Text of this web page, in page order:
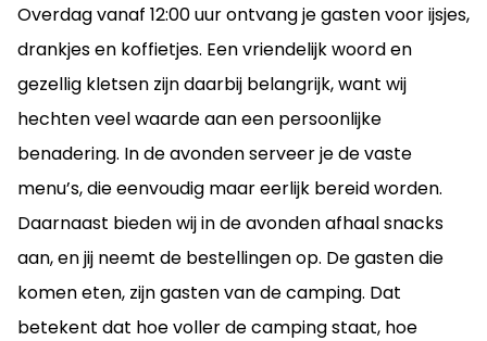
Overdag vanaf 12:00 uur ontvang je gasten voor ijsjes,
drankjes en koffietjes. Een vriendelijk woord en
gezellig kletsen zijn daarbij belangrijk, want wij
hechten veel waarde aan een persoonlijke
benadering. In de avonden serveer je de vaste
menu’s, die eenvoudig maar eerlijk bereid worden.
Daarnaast bieden wij in de avonden afhaal snacks
aan, en jij neemt de bestellingen op. De gasten die
komen eten, zijn gasten van de camping. Dat
betekent dat hoe voller de camping staat, hoe